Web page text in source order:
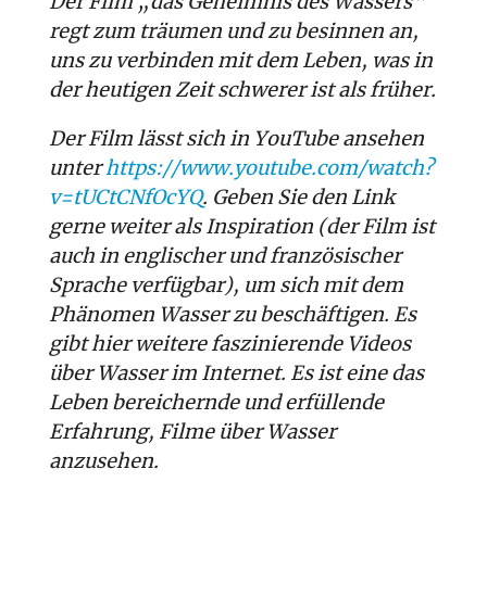
regt zum träumen und zu besinnen an,
uns zu verbinden mit dem Leben, was in
der heutigen Zeit schwerer ist als früher.
Der Film lässt sich in YouTube ansehen
unterhttps://www.youtube.com/watch?
v=tUCtCNfOcYQ. Geben Sie den Link
gerne weiter als Inspiration (der Film ist
auch in englischer und französischer
Sprache verfügbar), um sich mit dem
Phänomen Wasser zu beschäftigen. Es
gibt hier weitere faszinierende Videos
über Wasser im Internet. Es ist eine das
Leben bereichernde und erfüllende
Erfahrung, Filme über Wasser
anzusehen.